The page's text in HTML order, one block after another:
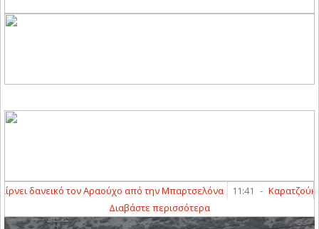
δανεικό τον Αραούχο από την Μπαρτσελόνα 11:41 - Καρατζούκος -
Διαβάστε περισσότερα